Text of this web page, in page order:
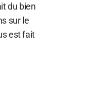
du bien
sur le
est fait